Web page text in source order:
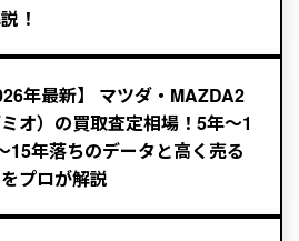
！
年最新】 マツダ・MAZDA2
オ）の買取査定相場！5年〜1
15年落ちのデータと高く売る
プロが解説